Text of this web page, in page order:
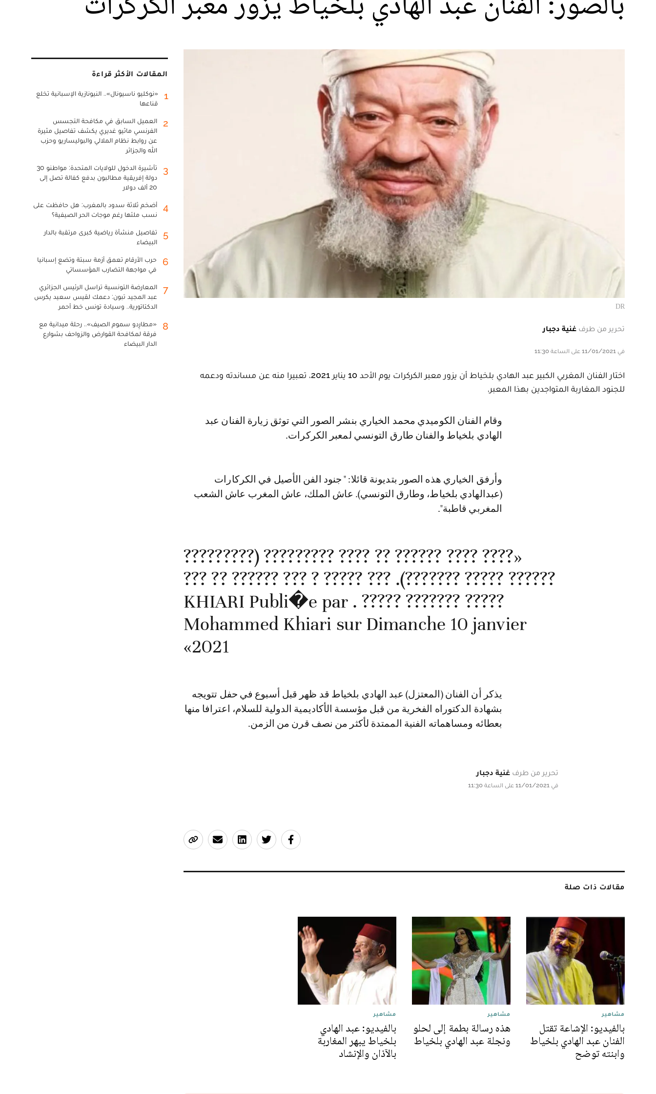
DR
تحرير من طرف غنية دجبار
في 11/01/2021 على الساعة 11:30
اختار الفنان المغربي الكبير عبد الهادي بلخياط أن يزور معبر الكركرات يوم الأحد 10 يناير 2021، تعبيرا منه عن مساندته ودعمه
للجنود المغاربة المتواجدين بهذا المعبر.
وقام الفنان الكوميدي محمد الخياري بنشر الصور التي توثق زيارة الفنان عبد
الهادي بلخياط والفنان طارق التونسي لمعبر الكركرات.
وأرفق الخياري هذه الصور بتديونة قائلا: " جنود الفن الأصيل في الكركارات
(عبدالهادي بلخياط، وطارق التونسي). عاش الملك، عاش المغرب عاش الشعب
المغربي قاطبة".
«???? ???? ?????? ?? ???? ????????? (?????????
?????? ????? ???????). ??? ????? ? ??? ?????? ?? ???
????? ??????? ????? . KHIARI Publi�e par
Mohammed Khiari sur Dimanche 10 janvier
2021»
يذكر أن الفنان (المعتزل) عبد الهادي بلخياط قد ظهر قبل أسبوع في حفل تتويجه
بشهادة الدكتوراه الفخرية من قبل مؤسسة الأكاديمية الدولية للسلام، اعترافا منها
بعطائه ومساهماته الفنية الممتدة لأكثر من نصف قرن من الزمن.
تحرير من طرف غنية دجبار
في 11/01/2021 على الساعة 11:30
مقالات ذات صلة
مشاهير
بالفيديو: الإشاعة تقتل
الفنان عبد الهادي بلخياط
وابنته توضح
مشاهير
هذه رسالة بطمة إلى لحلو
ونجلة عبد الهادي بلخياط
مشاهير
بالفيديو: عبد الهادي
بلخياط يبهر المغاربة
بالآذان والإنشاد
المقالات الأكثر قراءة
1
«نوكليو ناسيونال».. النيونازية الإسبانية تخلع
قناعها
2
العميل السابق في مكافحة التجسس
الفرنسي ماثيو غديري يكشف تفاصيل مثيرة
عن روابط نظام الملالي والبوليساريو وحزب
الله والجزائر
3
تأشيرة الدخول للولايات المتحدة: مواطنو 30
دولة إفريقية مطالبون بدفع كفالة تصل إلى
20 ألف دولار
4
أضخم ثلاثة سدود بالمغرب: هل حافظت على
نسب ملئها رغم موجات الحر الصيفية؟
5
تفاصيل منشأة رياضية كبرى مرتقبة بالدار
البيضاء
6
حرب الأرقام تعمق أزمة سبتة وتضع إسبانيا
في مواجهة التضارب المؤسساتي
7
المعارضة التونسية تراسل الرئيس الجزائري
عبد المجيد تبون: دعمك لقيس سعيد يكرس
الدكتاتورية.. وسيادة تونس خط أحمر
8
«مطارِدو سموم الصيف».. رحلة ميدانية مع
فرقة لمكافحة القوارض والزواحف بشوارع
الدار البيضاء